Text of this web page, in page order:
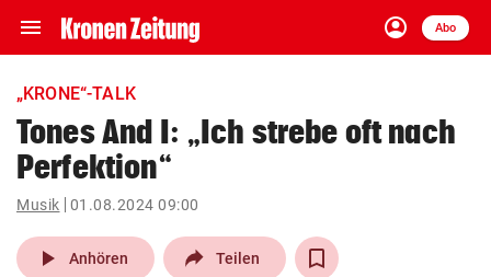
menu Navigation
ein-/ausklappen
account_circle
Anmelden
Abo
close Schließen
account_circle Anmelden
pin_drop
Wien arrow_right
„KRONE“-TALK
Tones And I: „Ich strebe oft nach
Perfektion“
Musik 01.08.2024 09:00
play_arrow Anhören Teilen